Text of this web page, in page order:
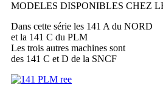
MODELES DISPONIBLES CHEZ
Dans cette série les 141 A du NORD
et la 141 C du PLM
Les trois autres machines sont
des 141 C et D de la SNCF